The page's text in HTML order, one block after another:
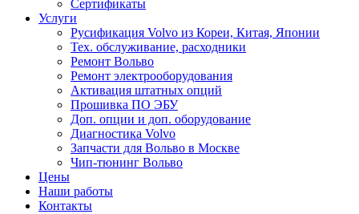
Ремонт центрального замка, системы централизованного запирания
автомобиля Вольво
Ремонт блока управления вентилятором охлаждения двигателя
Ремонт блока управления и насоса Haldex Вольво
Диагностика и ремонт системы полного привода Вольво
Ремонт электронных блоков ABS Вольво
Диагностика систем ABS и DSTC Вольво
Сертификаты
Услуги
Русификация Volvo из Кореи, Китая, Японии
Тех. обслуживание, расходники
Ремонт Вольво
Ремонт электрооборудования
Активация штатных опций
Прошивка ПО ЭБУ
Доп. опции и доп. оборудование
Диагностика Volvo
Запчасти для Вольво в Москве
Чип-тюнинг Вольво
Цены
Наши работы
Контакты